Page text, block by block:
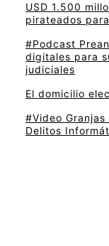
USD 1.500
pirateados
#Podcast
digitales para
judiciales
El domicilio
#Video
Delitos